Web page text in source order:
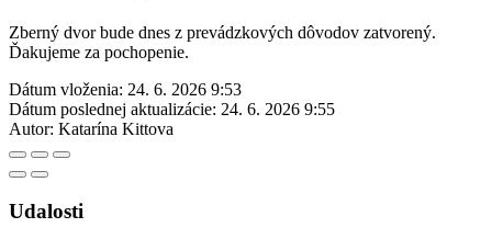
Zberný dvor bude dnes z prevádzkových dôvodov zatvorený.
Ďakujeme za pochopenie.
Dátum vloženia: 24. 6. 2026 9:53
Dátum poslednej aktualizácie: 24. 6. 2026 9:55
Autor: Katarína Kittova
Udalosti